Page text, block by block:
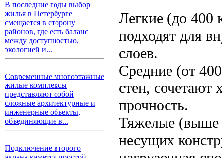
В последние годы выбор
жилья в Петербурге
смещается в сторону
районов, где есть баланс
между доступностью,
экологией и...
Современные многоэтажные
жилые комплексы
представляют собой
сложные архитектурные и
инженерные объекты,
объединяющие в...
Подключение второго
Легкие (до 400
подходят для
слоев.
Средние (от
стен,
прочность.
Тяжелые (выше
несущих